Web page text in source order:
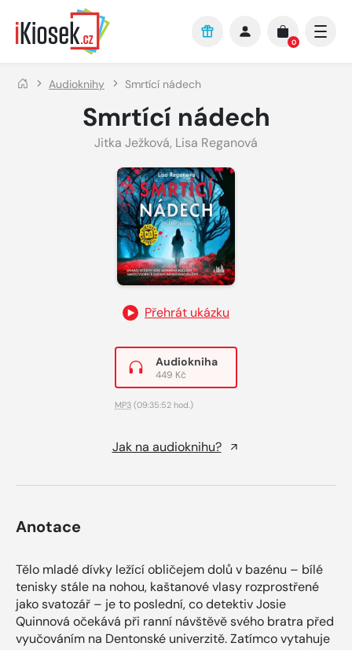
Přejít na hlavní obsah
0
Audioknihy Smrtící nádech
Smrtící nádech
Jitka Ježková, Lisa Reganová
Přehrát ukázku
Audiokniha
449 Kč
MP3 (09:35:52 hod.)
Jak na audioknihu?
Anotace
Tělo mladé dívky ležící obličejem dolů v bazénu – bílé
tenisky stále na nohou, kaštanové vlasy rozprostřené
jako svatozář – je to poslední, co detektiv Josie
Quinnová očekává při ranní návštěvě svého bratra před
vyučováním na Dentonské univerzitě. Zatímco vytahuje